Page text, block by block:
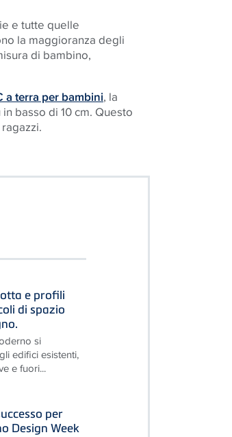
e tutte quelle
la maggioranza degli
di bambino,
a terra per bambini, la
basso di 10 cm. Questo
e profili
di spazio
si
edifici esistenti,
e fuori...
per
Design Week